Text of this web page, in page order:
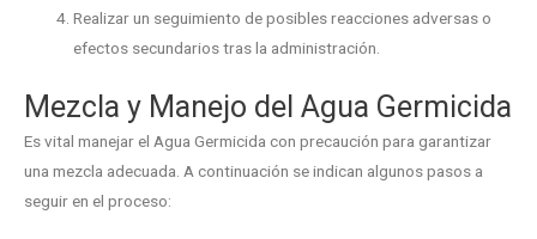
Realizar un seguimiento de posibles reacciones adversas o
efectos secundarios tras la administración.
Mezcla y Manejo del Agua Germicida
Es vital manejar el Agua Germicida con precaución para garantizar
una mezcla adecuada. A continuación se indican algunos pasos a
seguir en el proceso: